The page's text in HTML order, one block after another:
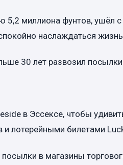
5,2 миллиона фунтов, ушёл
наслаждаться
30 лет развозил посылки.
в Эссексе, чтобы
лотерейными билетами
в магазины